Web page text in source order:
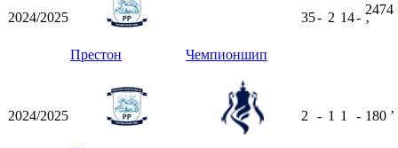
2024/2025
Престон Чемпионшип
35- 2 14-
2474
ʼ
2024/2025 2 - 1 1 - 180 ʼ